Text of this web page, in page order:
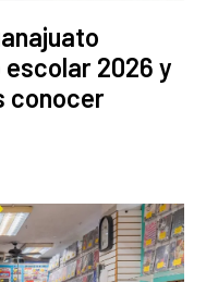
2026 y
conocer